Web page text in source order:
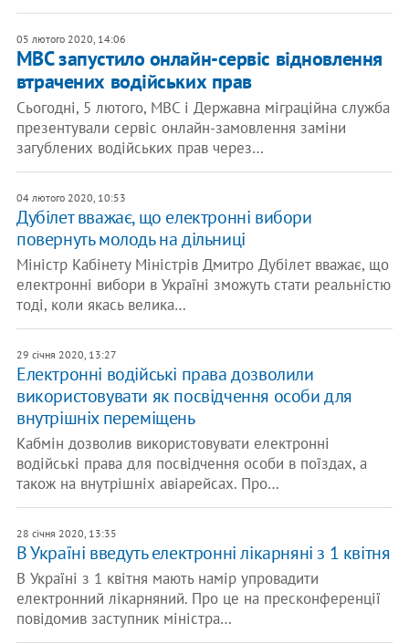
05 лютого 2020, 14:06
МВС запустило онлайн-сервіс відновлення
втрачених водійських прав
Сьогодні, 5 лютого, МВС і Державна міграційна служба
презентували сервіс онлайн-замовлення заміни
загублених водійських прав через…
04 лютого 2020, 10:53
Дубілет вважає, що електронні вибори
повернуть молодь на дільниці
Міністр Кабінету Міністрів Дмитро Дубілет вважає, що
електронні вибори в Україні зможуть стати реальністю
тоді, коли якась велика…
29 січня 2020, 13:27
Електронні водійські права дозволили
використовувати як посвідчення особи для
внутрішніх переміщень
Кабмін дозволив використовувати електронні
водійські права для посвідчення особи в поїздах, а
також на внутрішніх авіарейсах. Про…
28 січня 2020, 13:35
В Україні введуть електронні лікарняні з 1 квітня
В Україні з 1 квітня мають намір упровадити
електронний лікарняний. Про це на пресконференції
повідомив заступник міністра…